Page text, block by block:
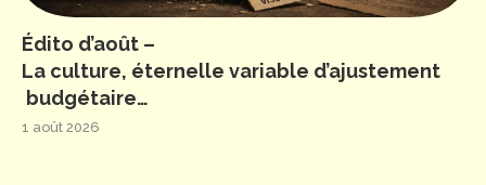
Édito d’août –
La culture, éternelle variable d’ajustement
budgétaire…
1 août 2026